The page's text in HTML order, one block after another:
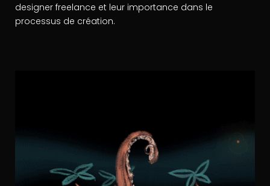
designer freelance et leur importance dans le
processus de création.